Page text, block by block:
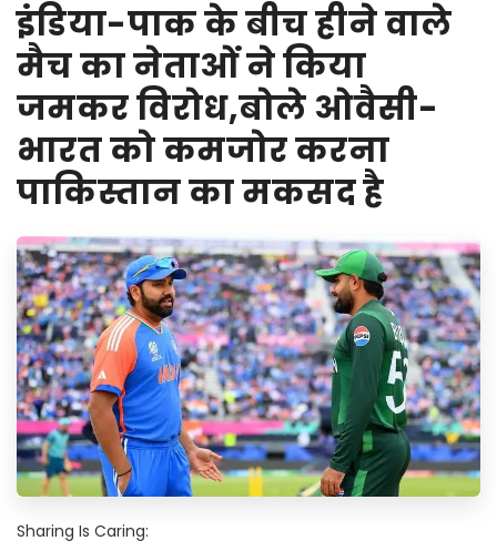
इंडिया-पाक के बीच हीने वाले
मैच का नेताओं ने किया
जमकर विरोध,बोले ओवैसी-
भारत को कमजोर करना
पाकिस्तान का मकसद है
Sharing Is Caring: